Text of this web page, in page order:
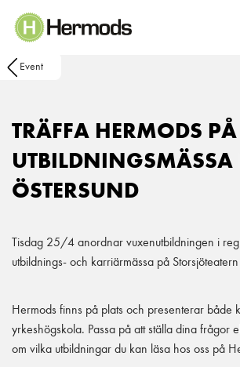
Main Navigation
Event
TRÄFFA HERMODS PÅ
UTBILDNINGSMÄSSA
ÖSTERSUND
Tisdag 25/4 anordnar vuxenutbildningen i
utbildnings- och karriärmässa på
Hermods finns på plats och presenterar både
yrkeshögskola. Passa på att ställa dina frågor
om vilka utbildningar du kan läsa hos oss på